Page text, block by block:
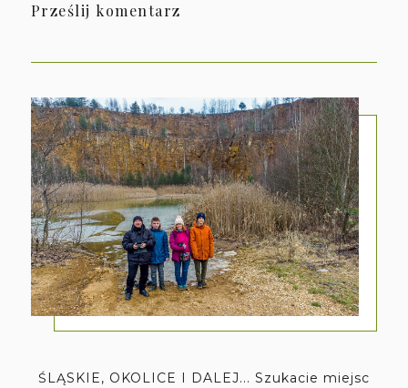
Prześlij komentarz
ŚLĄSKIE, OKOLICE I DALEJ... Szukacie miejsc